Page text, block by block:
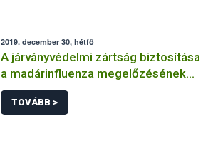
2019. december 30, hétfő
A járványvédelmi zártság biztosítása
a madárinfluenza megelőzésének
záloga
TOVÁBB >